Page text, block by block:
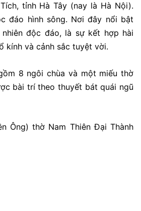
tỉnh Hà Tây (nay là Hà Nội).
đáo hình sông. Nơi đây nổi bật
độc đáo, là sự kết hợp hài
kính và cảnh sắc tuyệt vời.
8 ngôi chùa và một miếu thờ
bài trí theo thuyết bát quái ngũ
Ông) thờ Nam Thiên Đại Thành